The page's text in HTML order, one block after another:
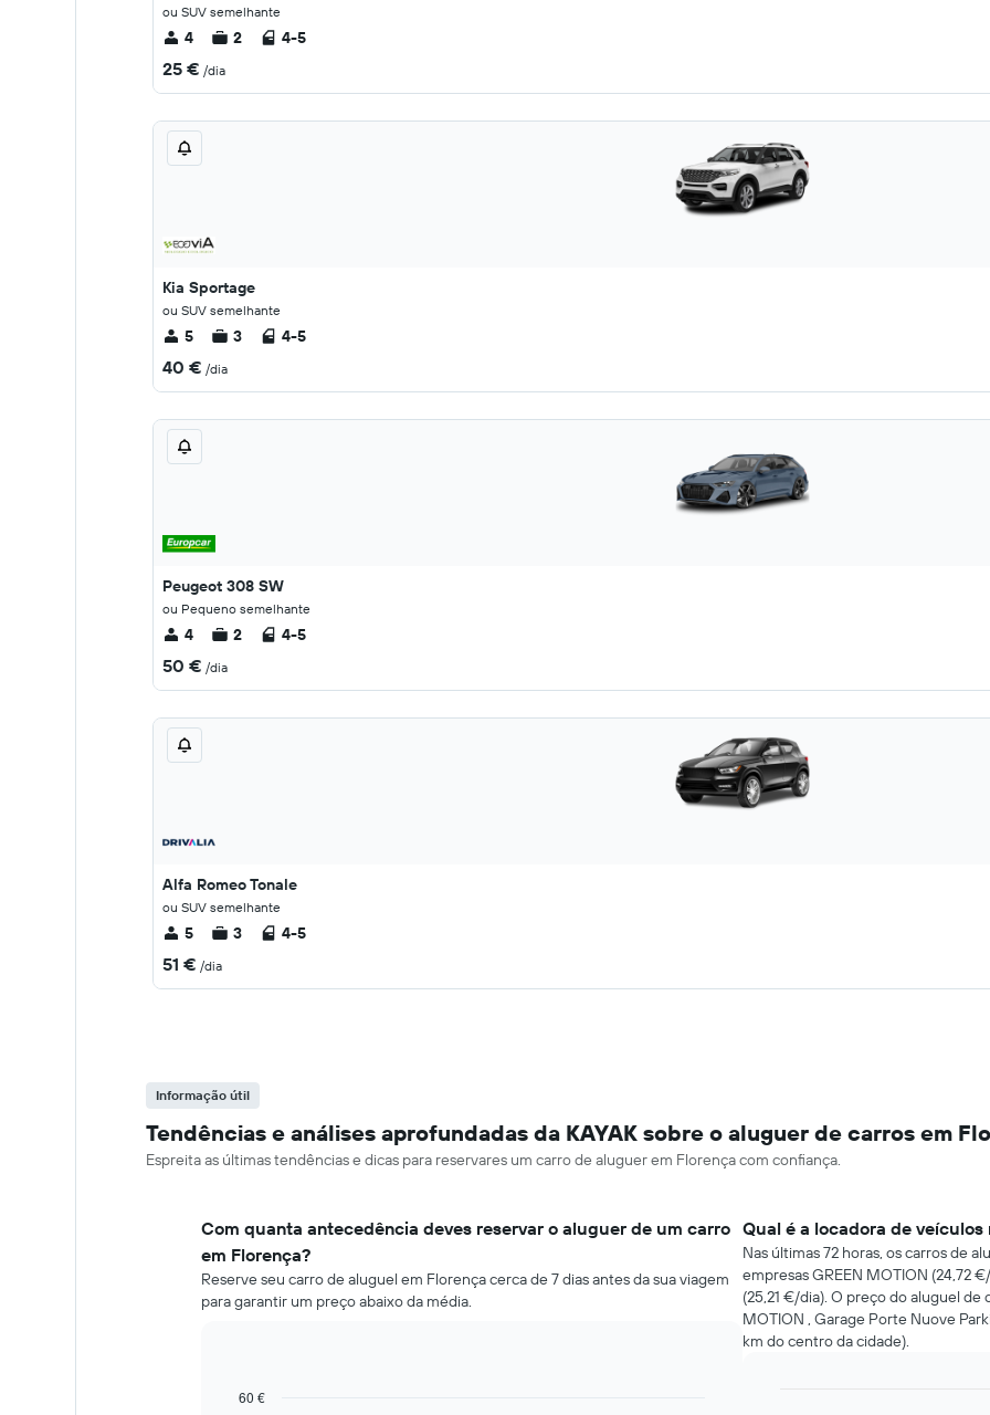
ou SUV semelhante
4 2 4-5
25 € /dia
Kia Sportage
ou SUV semelhante
5 3 4-5
40 € /dia
Peugeot 308 SW
ou Pequeno semelhante
4 2 4-5
50 € /dia
Alfa Romeo Tonale
ou SUV semelhante
5 3 4-5
51 € /dia
Informação útil
Tendências e análises aprofundadas da KAYAK sobre o aluguer de carros em
Espreita as últimas tendências e dicas para reservares um carro de aluguer em Florença com confiança.
Com quanta antecedência deves reservar o aluguer de um carro
em Florença?
Reserve seu carro de aluguel em Florença cerca de 7 dias antes da sua viagem
para garantir um preço abaixo da média.
Line
Chart
60 €
Qual é a locadora de
Nas últimas 72 horas, os carros de
empresas GREEN MOTION (24,72
(25,21 €/dia). O preço do aluguel
MOTION , Garage Porte Nuove
km do centro da cidade).